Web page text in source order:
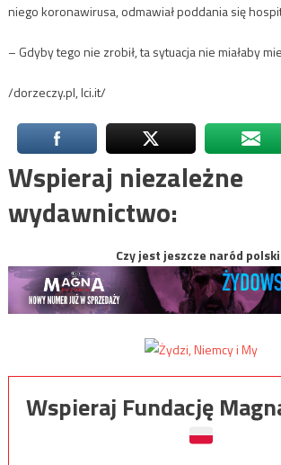
niego koronawirusa, odmawiał poddania się
– Gdyby tego nie zrobił, ta sytuacja nie miałaby
/dorzeczy.pl, lci.it/
Wspieraj niezależne
wydawnictwo:
Czy jest jeszcze naród
Wspieraj Fundację